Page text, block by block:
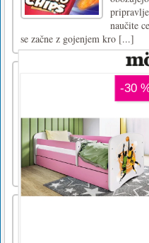
naučite
se začne z gojenjem kro [...]
V
enkrat
potrebujejo v času krize? St [...]
Lov na